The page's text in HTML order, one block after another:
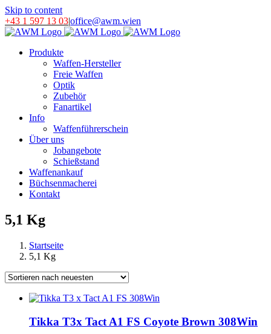
Skip to content
+43 1 597 13 03|office@awm.wien
Produkte
Waffen-Hersteller
Freie Waffen
Optik
Zubehör
Fanartikel
Info
Waffenführerschein
Über uns
Jobangebote
Schießstand
Waffenankauf
Büchsenmacherei
Kontakt
5,1 Kg
Startseite
5,1 Kg
Tikka T3x Tact A1 FS Coyote Brown 308Win